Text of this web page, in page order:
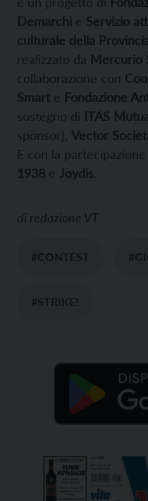
Demarchi e Servizio
culturale della
realizzato da Mercurio
collaborazione con
Smart e Fondazione
sostegno di ITAS
sponsor), Vector
E con la
1938 e Joydis.
di redazione VT
#CONTEST
#STRIKE!